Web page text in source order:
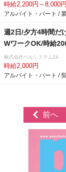
時給2,200円～8,000円
アルバイト・パート /
週2日/夕方4時間だ
WワークOK/時給
株式会社ベルシステム24
時給2,000円
アルバイト・パート /
前へ